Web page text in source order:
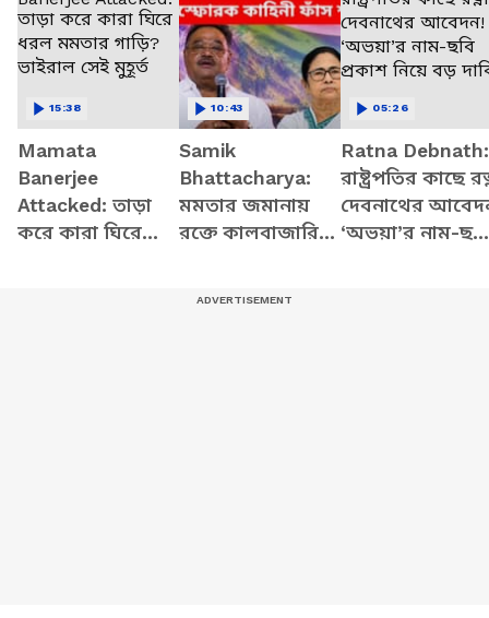
Mamata
Banerjee
Attacked: তাড়া
করে কারা ঘিরে
15:38
Samik
Bhattacharya:
মমতার জমানায়
রক্তে কালবাজারি
10:43
Ratna Debnath:
রাষ্ট্রপতির কাছে
দেবনাথের
‘অভয়া’র নাম-ছবি
05:26